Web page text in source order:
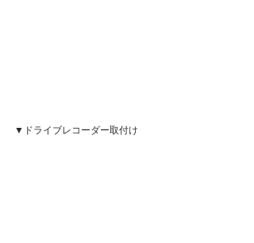
▼ドライブレコーダー取付け